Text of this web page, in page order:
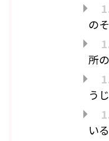
の
所
うじ
い